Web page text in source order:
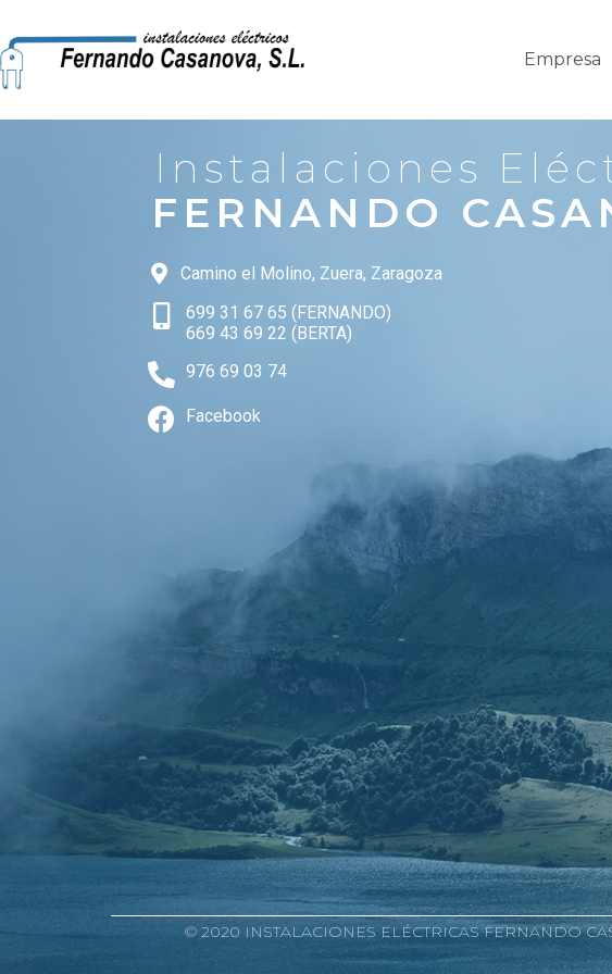
Empresa
Instalaciones
FERNANDO
Camino el Molino, Zuera, Zaragoza
699 31 67 65 (FERNANDO)
669 43 69 22 (BERTA)
976 69 03 74
Facebook
© 2020 INSTALACIONES ELÉCTRICAS FERNANDO